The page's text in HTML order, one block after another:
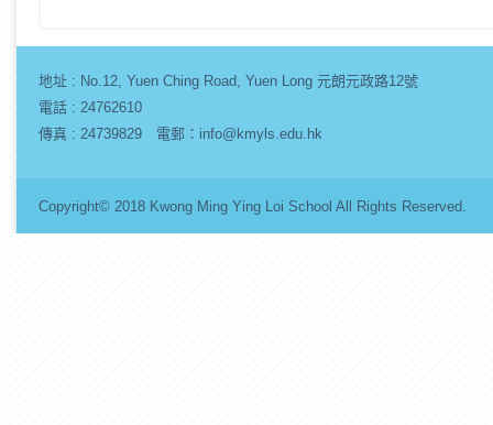
地址 : No.12, Yuen Ching Road, Yuen Long 元朗元政路12號
電話 : 24762610
傳真 : 24739829 電郵：info@kmyls.edu.hk
Copyright© 2018 Kwong Ming Ying Loi School All Rights Reserved.